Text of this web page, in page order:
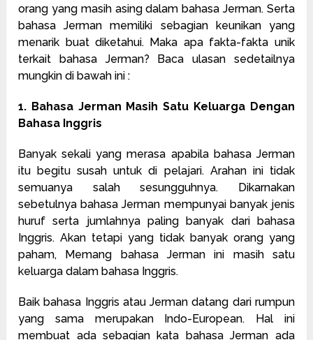
orang yang masih asing dalam bahasa Jerman. Serta
bahasa Jerman memiliki sebagian keunikan yang
menarik buat diketahui. Maka apa fakta-fakta unik
terkait bahasa Jerman? Baca ulasan sedetailnya
mungkin di bawah ini :
1. Bahasa Jerman Masih Satu Keluarga Dengan
Bahasa Inggris
Banyak sekali yang merasa apabila bahasa Jerman
itu begitu susah untuk di pelajari. Arahan ini tidak
semuanya salah sesungguhnya. Dikarnakan
sebetulnya bahasa Jerman mempunyai banyak jenis
huruf serta jumlahnya paling banyak dari bahasa
Inggris. Akan tetapi yang tidak banyak orang yang
paham, Memang bahasa Jerman ini masih satu
keluarga dalam bahasa Inggris.
Baik bahasa Inggris atau Jerman datang dari rumpun
yang sama merupakan Indo-European. Hal ini
membuat ada sebagian kata bahasa Jerman ada